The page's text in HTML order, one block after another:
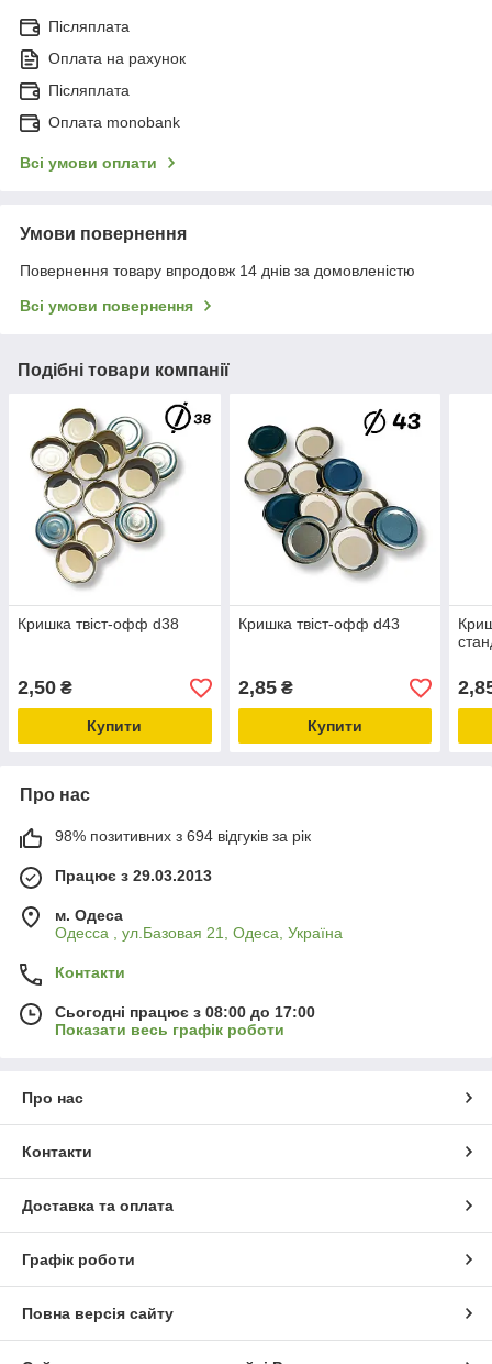
Післяплата
Оплата на рахунок
Післяплата
Оплата monobank
Всі умови оплати
Умови повернення
Повернення товару впродовж 14 днів за домовленістю
Всі умови повернення
Подібні товари компанії
Кришка твіст-офф d38
2,50 ₴
Купити
Кришка твіст-офф d43
2,85₴
Купити
Про нас
98% позитивних з 694 відгуків за рік
Працює з 29.03.2013
м. Одеса
Одесса , ул.Базовая 21, Одеса, Україна
Контакти
Сьогодні працює з 08:00 до 17:00
Показати весь графік роботи
Про нас
Контакти
Доставка та оплата
Графік роботи
Повна версія сайту